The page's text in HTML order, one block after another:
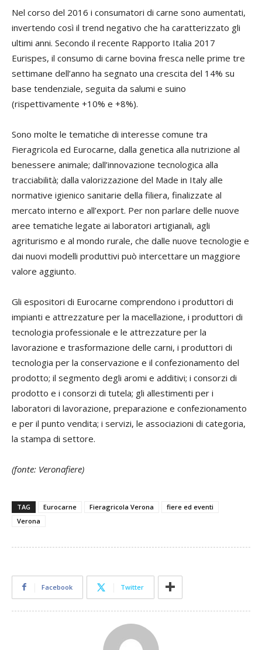
Nel corso del 2016 i consumatori di carne sono aumentati,
invertendo così il trend negativo che ha caratterizzato gli
ultimi anni. Secondo il recente Rapporto Italia 2017
Eurispes, il consumo di carne bovina fresca nelle prime tre
settimane dell’anno ha segnato una crescita del 14% su
base tendenziale, seguita da salumi e suino
(rispettivamente +10% e +8%).
Sono molte le tematiche di interesse comune tra
Fieragricola ed Eurocarne, dalla genetica alla nutrizione al
benessere animale; dall’innovazione tecnologica alla
tracciabilità; dalla valorizzazione del Made in Italy alle
normative igienico sanitarie della filiera, finalizzate al
mercato interno e all’export. Per non parlare delle nuove
aree tematiche legate ai laboratori artigianali, agli
agriturismo e al mondo rurale, che dalle nuove tecnologie e
dai nuovi modelli produttivi può intercettare un maggiore
valore aggiunto.
Gli espositori di Eurocarne comprendono i produttori di
impianti e attrezzature per la macellazione, i produttori di
tecnologia professionale e le attrezzature per la
lavorazione e trasformazione delle carni, i produttori di
tecnologia per la conservazione e il confezionamento del
prodotto; il segmento degli aromi e additivi; i consorzi di
prodotto e i consorzi di tutela; gli allestimenti per i
laboratori di lavorazione, preparazione e confezionamento
e per il punto vendita; i servizi, le associazioni di categoria,
la stampa di settore.
(fonte: Veronafiere)
TAG Eurocarne Fieragricola Verona
fiere ed eventi
Verona
Facebook Twitter